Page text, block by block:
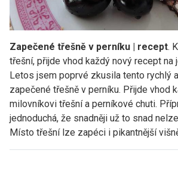
Zapečené třešně v perníku | recept.
třešní, přijde vhod každý nový recept na
Letos jsem poprvé zkusila tento rychlý
zapečené třešně v perníku. Přijde vhod
milovníkovi třešní a perníkové chuti.
jednoduchá, že snadněji už to snad
Místo třešní lze zapéci i pikantnější